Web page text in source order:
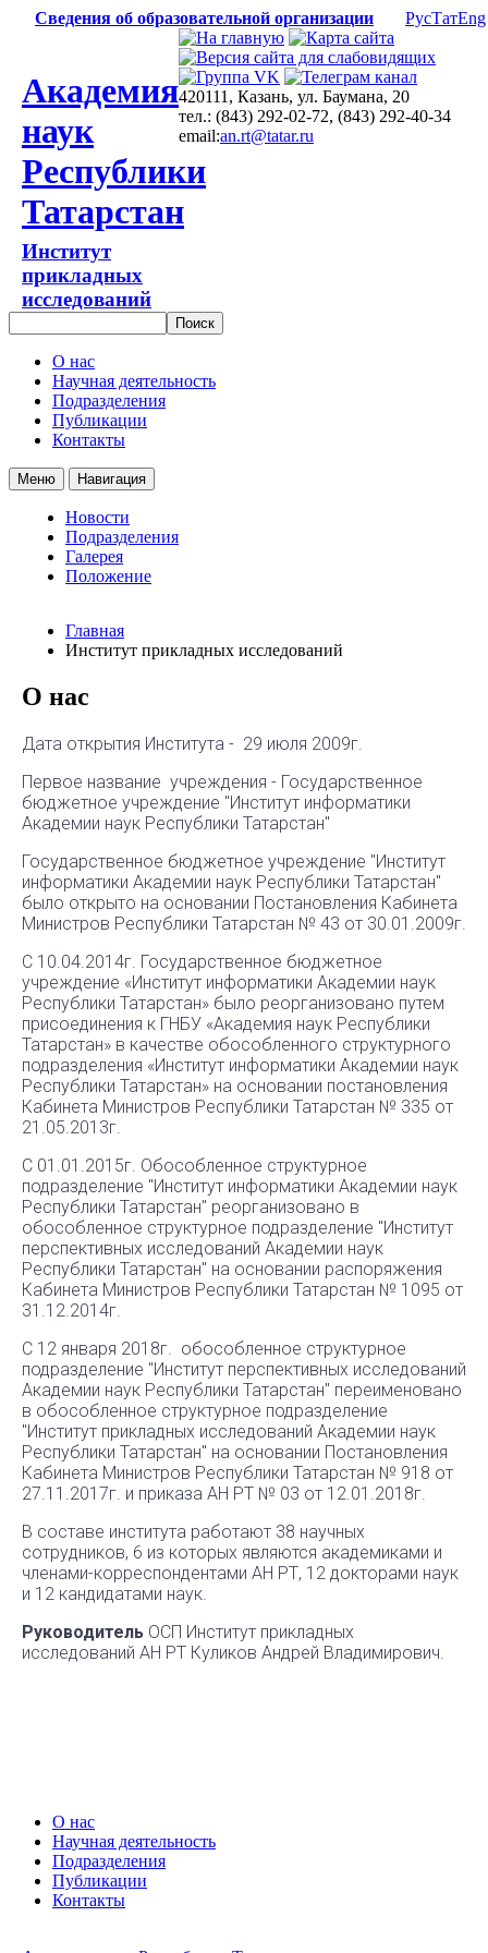
Сведения об образовательной организации РусТатEng
Академия
наук
Республики
Татарстан
Институт
прикладных
исследований
420111, Казань, ул. Баумана, 20
тел.: (843) 292-02-72, (843) 292-40-34
email:an.rt@tatar.ru
О нас
Научная деятельность
Подразделения
Публикации
Контакты
Меню Навигация
Новости
Подразделения
Галерея
Положение
Главная
Институт прикладных исследований
О нас
Дата открытия Института - 29 июля 2009г.
Первое название учреждения - Государственное
бюджетное учреждение "Институт информатики
Академии наук Республики Татарстан"
Государственное бюджетное учреждение "Институт
информатики Академии наук Республики Татарстан"
было открыто на основании Постановления Кабинета
Министров Республики Татарстан № 43 от 30.01.2009г.
С 10.04.2014г. Государственное бюджетное
учреждение «Институт информатики Академии наук
Республики Татарстан» было реорганизовано путем
присоединения к ГНБУ «Академия наук Республики
Татарстан» в качестве обособленного структурного
подразделения «Институт информатики Академии наук
Республики Татарстан» на основании постановления
Кабинета Министров Республики Татарстан № 335 от
21.05.2013г.
С 01.01.2015г. Обособленное структурное
подразделение "Институт информатики Академии наук
Республики Татарстан" реорганизовано в
обособленное структурное подразделение "Институт
перспективных исследований Академии наук
Республики Татарстан" на основании распоряжения
Кабинета Министров Республики Татарстан № 1095 от
31.12.2014г.
С 12 января 2018г. обособленное структурное
подразделение "Институт перспективных исследований
Академии наук Республики Татарстан" переименовано
в обособленное структурное подразделение
"Институт прикладных исследований Академии наук
Республики Татарстан" на основании Постановления
Кабинета Министров Республики Татарстан № 918 от
27.11.2017г. и приказа АН РТ № 03 от 12.01.2018г.
В составе института работают 38 научных
сотрудников, 6 из которых являются академиками и
членами-корреспондентами АН РТ, 12 докторами наук
и 12 кандидатами наук.
Руководитель ОСП Институт прикладных
исследований АН РТ Куликов Андрей Владимирович.
О нас
Научная деятельность
Подразделения
Публикации
Контакты